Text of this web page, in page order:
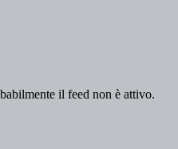
il feed non è attivo.